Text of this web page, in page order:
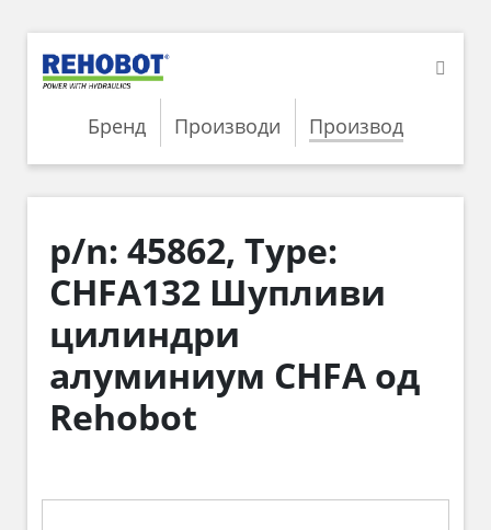
Бренд Производи Производ
p/n: 45862, Type:
CHFA132 Шупливи
цилиндри
алуминиум CHFA од
Rehobot